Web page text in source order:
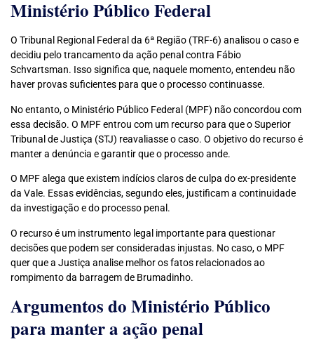
Ministério Público Federal
O Tribunal Regional Federal da 6ª Região (TRF-6) analisou o caso e
decidiu pelo trancamento da ação penal contra Fábio
Schvartsman. Isso significa que, naquele momento, entendeu não
haver provas suficientes para que o processo continuasse.
No entanto, o Ministério Público Federal (MPF) não concordou com
essa decisão. O MPF entrou com um recurso para que o Superior
Tribunal de Justiça (STJ) reavaliasse o caso. O objetivo do recurso é
manter a denúncia e garantir que o processo ande.
O MPF alega que existem indícios claros de culpa do ex-presidente
da Vale. Essas evidências, segundo eles, justificam a continuidade
da investigação e do processo penal.
O recurso é um instrumento legal importante para questionar
decisões que podem ser consideradas injustas. No caso, o MPF
quer que a Justiça analise melhor os fatos relacionados ao
rompimento da barragem de Brumadinho.
Argumentos do Ministério Público
para manter a ação penal